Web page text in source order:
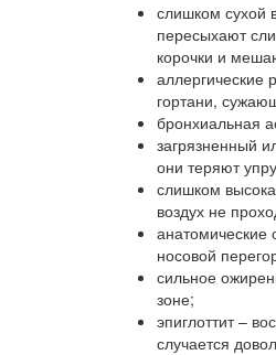
слишком сухой
пересыхают
корочки и
аллергические
гортани,
бронхиальная
загрязненный
они теряют
слишком
воздух не
анатомические
носовой
сильное
зоне;
эпиглоттит –
случается